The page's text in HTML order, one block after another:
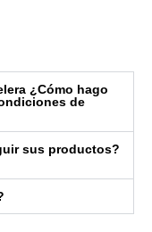
¿Cómo hago
de
sus productos?